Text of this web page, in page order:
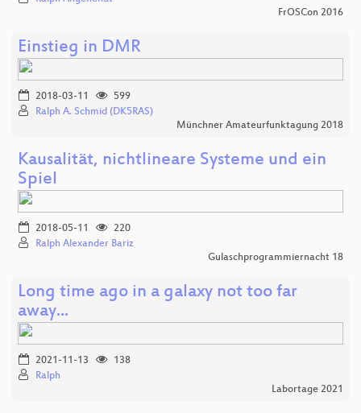
FrOSCon 2016
Einstieg in DMR
2018-03-11
599
Ralph A. Schmid (DK5RAS)
Münchner Amateurfunktagung 2018
Kausalität, nichtlineare Systeme und ein
Spiel
2018-05-11
220
Ralph Alexander Bariz
Gulaschprogrammiernacht 18
Long time ago in a galaxy not too far
away...
2021-11-13
138
Ralph
Labortage 2021